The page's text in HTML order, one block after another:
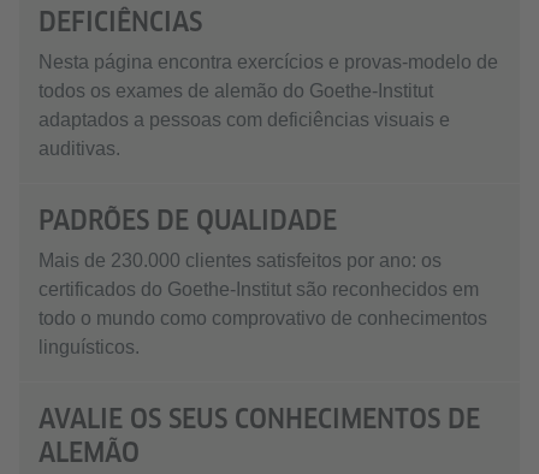
DEFICIÊNCIAS
Nesta página encontra exercícios e provas-modelo de
todos os exames de alemão do Goethe-Institut
adaptados a pessoas com deficiências visuais e
auditivas.
PADRÕES DE QUALIDADE
Mais de 230.000 clientes satisfeitos por ano: os
certificados do Goethe-Institut são reconhecidos em
todo o mundo como comprovativo de conhecimentos
linguísticos.
AVALIE OS SEUS CONHECIMENTOS DE
ALEMÃO